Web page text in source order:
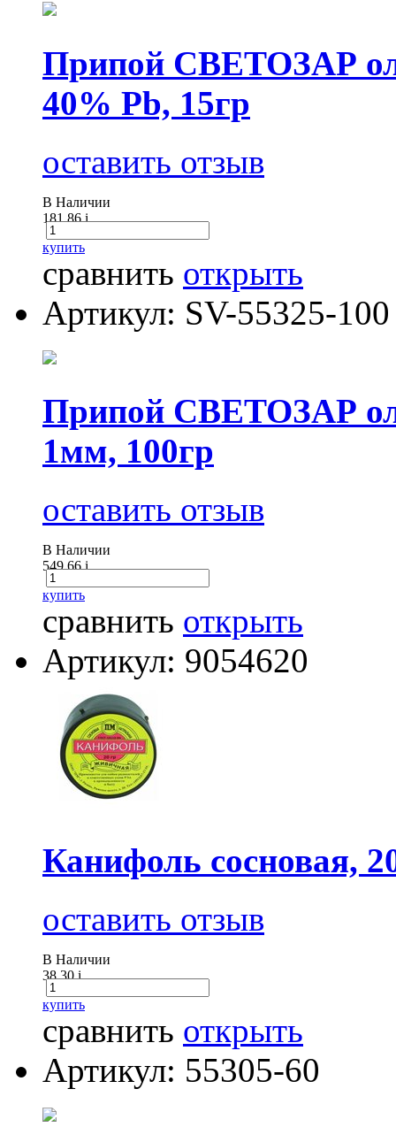
Припой СВЕТОЗАР
40% Pb, 15гр
оставить отзыв
В Наличии
181.86i
купить
сравнить открыть
Артикул: SV-55325-100
Припой СВЕТОЗАР
1мм, 100гр
оставить отзыв
В Наличии
549.66i
купить
сравнить открыть
Артикул: 9054620
Канифоль сосновая,
оставить отзыв
В Наличии
38.30i
купить
сравнить открыть
Артикул: 55305-60